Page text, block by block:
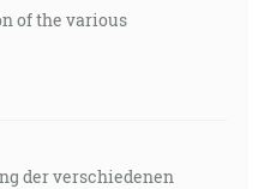
of the various
der verschiedenen